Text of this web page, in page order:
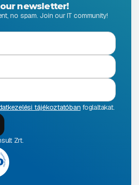
newsletter!
no spam. Join our IT community!
tájékoztatóban foglaltakat.
Zrt.